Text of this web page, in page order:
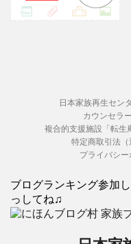
日本家族再生セン
カウンセラ
複合的支援施設「転生
特定商取引法
プライバシー
ブログランキング参加
っしてね♫